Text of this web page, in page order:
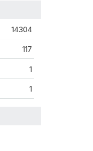
14304
117
1
1